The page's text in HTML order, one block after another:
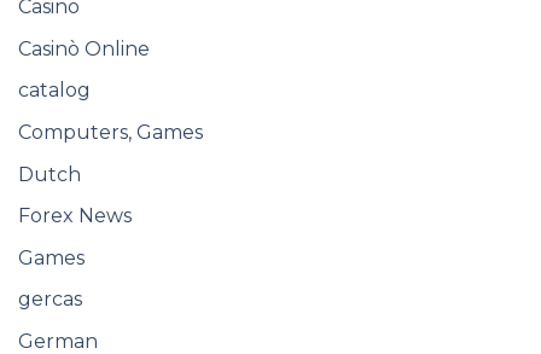
Casino
Casinò Online
catalog
Computers, Games
Dutch
Forex News
Games
gercas
German